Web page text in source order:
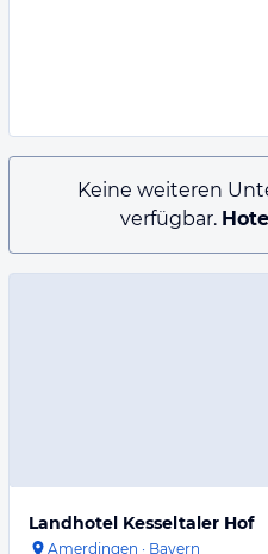
Keine weiteren
verfügbar.
Landhotel Kesseltaler Hof
Amerdingen · Bayern